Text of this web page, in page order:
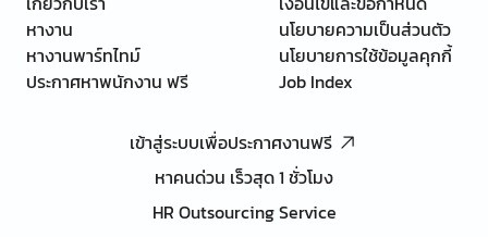
หางาน
หางานพาร์ทไทม์
ประกาศหาพนักงาน ฟรี
นโยบายความเป็นส่วนตัว
นโยบายการใช้ข้อมูลคุกกี้
Job Index
เข้าสู่ระบบเพื่อประกาศงานฟรี
หาคนด่วน เร็วสุด 1 ชั่วโมง
HR Outsourcing Service